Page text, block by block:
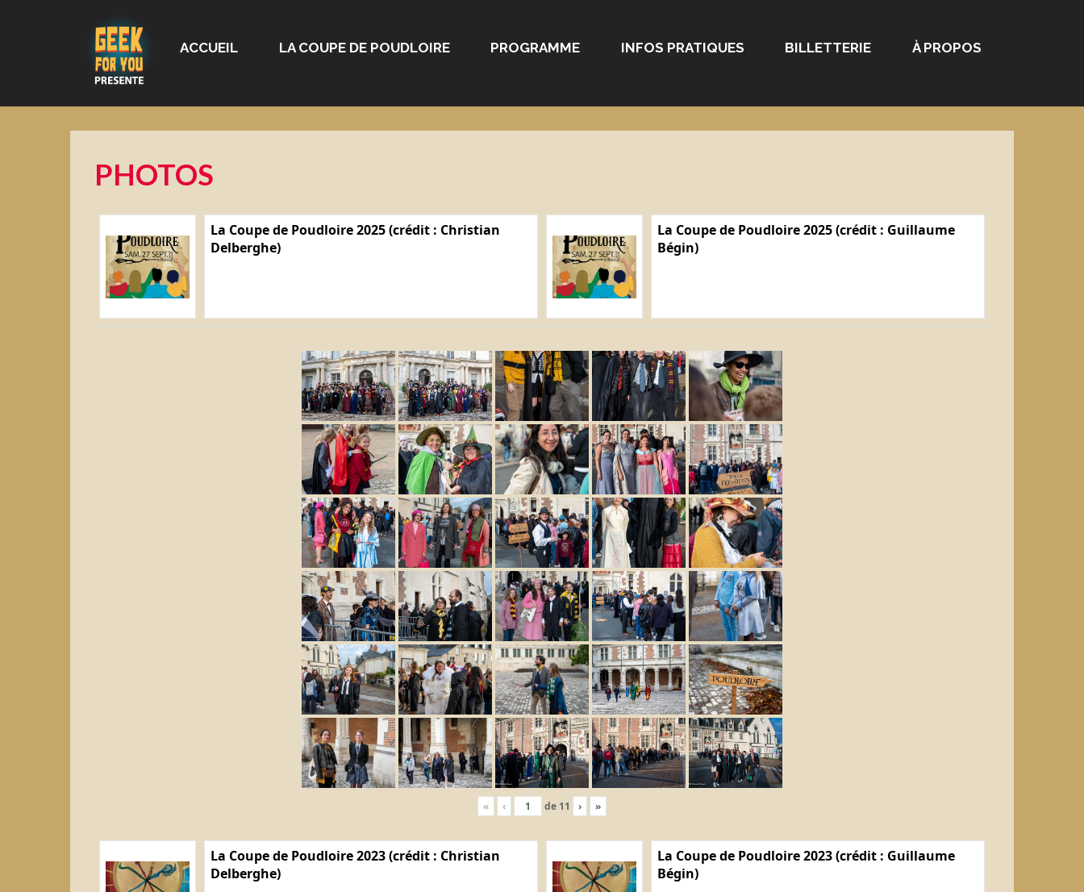
ACCUEIL LA COUPE DE POUDLOIRE PROGRAMME INFOS PRATIQUES BILLETTERIE À PROPOS
PHOTOS
La Coupe de Poudloire 2025 (crédit : Christian
Delberghe)
La Coupe de Poudloire 2025 (crédit : Guillaume
Bégin)
« ‹ de 11 › »
La Coupe de Poudloire 2023 (crédit : Christian
Delberghe)
La Coupe de Poudloire 2023 (crédit : Guillaume
Bégin)